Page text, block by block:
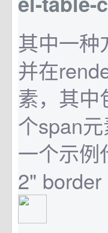
其中一种
并在
素，其中
个span
一个示
2" border